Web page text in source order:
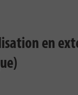
en